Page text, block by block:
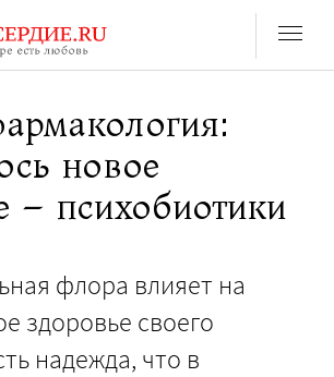
новое
– психобиотики
флора влияет на
здоровье своего
надежда, что в